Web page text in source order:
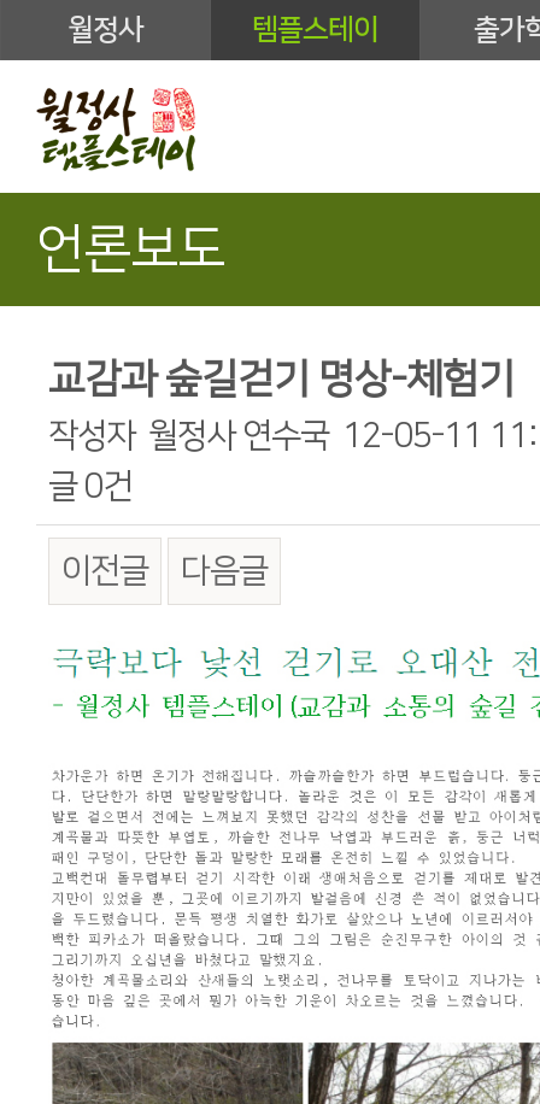
월정사 템플스테이 출가
언론보도
교감과 숲길걷기 명상-체험기
작성자 월정사 연수국 12-05-11
글 0건
이전글 다음글
본문